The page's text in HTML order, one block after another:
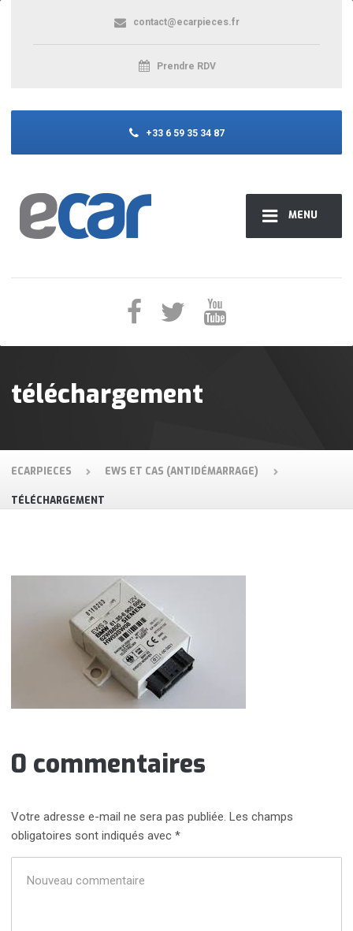
MENU
contact@ecarpieces.fr
Prendre RDV
+33 6 59 35 34 87
téléchargement
ECARPIECES EWS ET CAS (ANTIDÉMARRAGE)
TÉLÉCHARGEMENT
0 commentaires
Votre adresse e-mail ne sera pas publiée. Les champs
obligatoires sont indiqués avec*
commentaire*